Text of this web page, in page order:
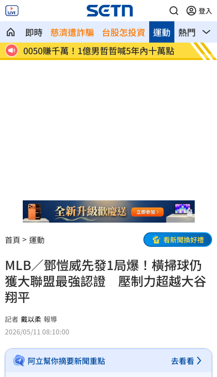
登入
即時 慈濟遭詐騙 台股怎投資 熱門 影
運動
十萬點
漢光42／拖板車助攻！跨區增援宜蘭防衛
首頁 運動 看新聞換好禮
MLB／鄧愷威先發1局爆！橫掃球仍
獲大聯盟最強認證 壓制力超越大谷
翔平
記者 戴以柔 報導
2026/05/11 08:10:00
阿立幫你摘要新聞重點 去看看